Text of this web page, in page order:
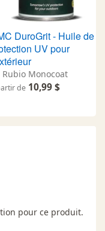
DuroGrit - Huile de
UV pour
Rubio Monocoat
de 10,99 $
pour ce produit.